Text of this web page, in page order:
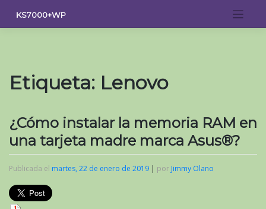
contenido
KS7000+WP
Etiqueta: Lenovo
¿Cómo instalar la memoria RAM en
una tarjeta madre marca Asus®?
Publicada el martes, 22 de enero de 2019 | por Jimmy Olano